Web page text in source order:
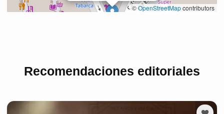
Recomendaciones editoriales